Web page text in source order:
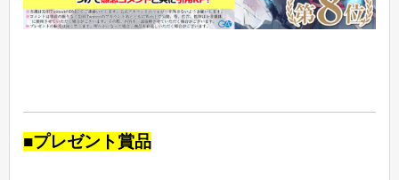
■プレゼント賞品